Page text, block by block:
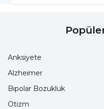
hücrelerinde saklı
geçirmemiş ya da
birinde bu tablo
hiç tanışmamış bir
yeniden
Anksiyete
Alzheimer
Bipolar Bozukluk
Otizm